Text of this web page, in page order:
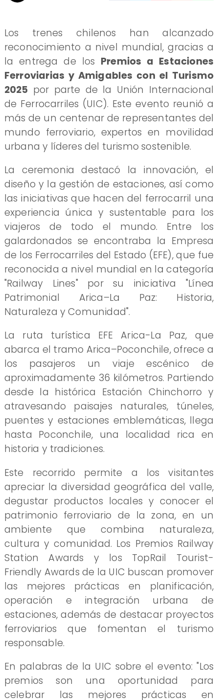
Los trenes chilenos han alcanzado
reconocimiento a nivel mundial, gracias a
la entrega de los Premios a Estaciones
Ferroviarias y Amigables con el Turismo
2025 por parte de la Unión Internacional
de Ferrocarriles (UIC). Este evento reunió a
más de un centenar de representantes del
mundo ferroviario, expertos en movilidad
urbana y líderes del turismo sostenible.
La ceremonia destacó la innovación, el
diseño y la gestión de estaciones, así como
las iniciativas que hacen del ferrocarril una
experiencia única y sustentable para los
viajeros de todo el mundo. Entre los
galardonados se encontraba la Empresa
de los Ferrocarriles del Estado (EFE), que fue
reconocida a nivel mundial en la categoría
"Railway Lines" por su iniciativa "Línea
Patrimonial Arica–La Paz: Historia,
Naturaleza y Comunidad".
La ruta turística EFE Arica-La Paz, que
abarca el tramo Arica–Poconchile, ofrece a
los pasajeros un viaje escénico de
aproximadamente 36 kilómetros. Partiendo
desde la histórica Estación Chinchorro y
atravesando paisajes naturales, túneles,
puentes y estaciones emblemáticas, llega
hasta Poconchile, una localidad rica en
historia y tradiciones.
Este recorrido permite a los visitantes
apreciar la diversidad geográfica del valle,
degustar productos locales y conocer el
patrimonio ferroviario de la zona, en un
ambiente que combina naturaleza,
cultura y comunidad. Los Premios Railway
Station Awards y los TopRail Tourist-
Friendly Awards de la UIC buscan promover
las mejores prácticas en planificación,
operación e integración urbana de
estaciones, además de destacar proyectos
ferroviarios que fomentan el turismo
responsable.
En palabras de la UIC sobre el evento: "Los
premios son una oportunidad para
celebrar las mejores prácticas en